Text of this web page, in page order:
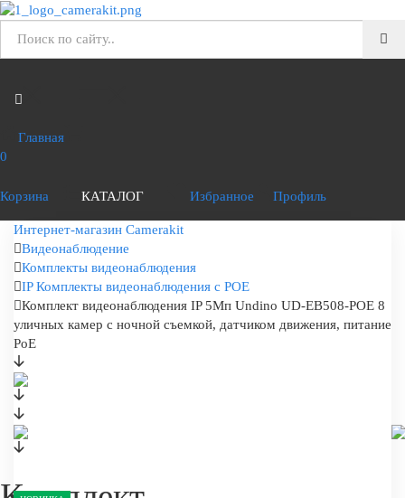
Главная
0
Корзина КАТАЛОГ Избранное Профиль
Интернет-магазин Camerakit
Видеонаблюдение
Комплекты видеонаблюдения
IP Комплекты видеонаблюдения с POE
Комплект видеонаблюдения IP 5Мп Undino UD-EB508-POE 8
уличных камер с ночной съемкой, датчиком движения, питание
PoE